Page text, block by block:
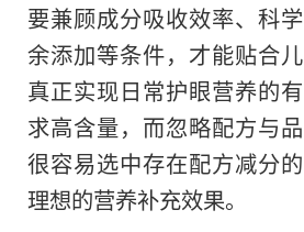
要兼顾成分吸收效率、科
余添加等条件，才能贴合儿
真正实现日常护眼营养的
求高含量，而忽略配方与
很容易选中存在配方减分
理想的营养补充效果。